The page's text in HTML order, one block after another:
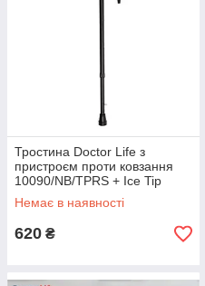
Тростина Doctor Life з
пристроєм проти ковзання
10090/NB/TPRS + Ice Tip
Немає в наявності
620 ₴